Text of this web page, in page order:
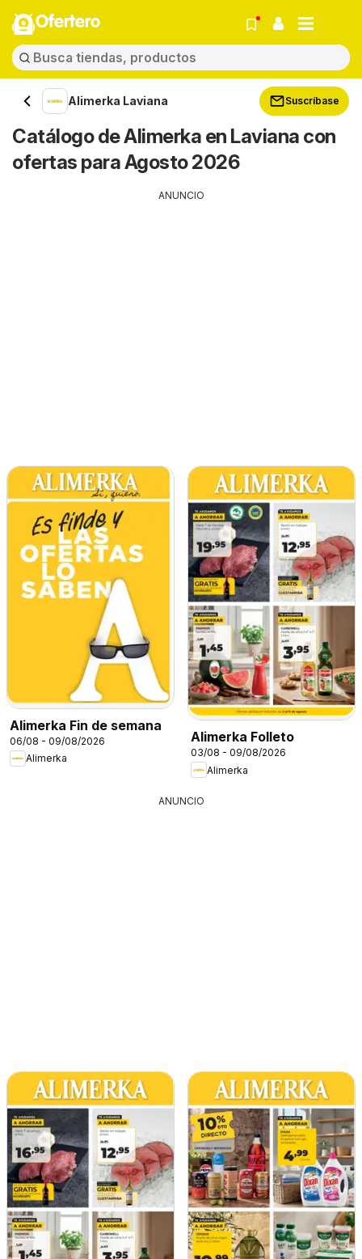
Ofertero
Alimerka Laviana Suscríbase
Catálogo de Alimerka en Laviana con
ofertas para Agosto 2026
ANUNCIO
Alimerka Fin de semana
06/08 - 09/08/2026
Alimerka
Alimerka Folleto
03/08 - 09/08/2026
Alimerka
ANUNCIO